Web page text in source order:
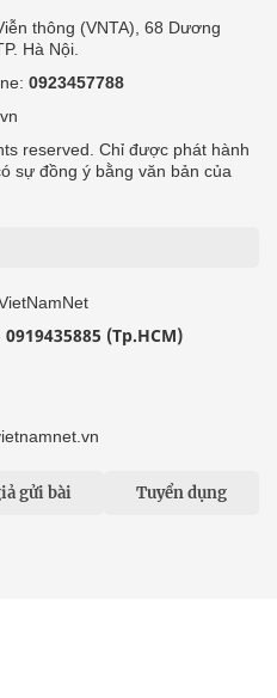
thông (VNTA), 68 Dương
Hà Nội.
0923457788
reserved. Chỉ được phát hành
sự đồng ý bằng văn bản của
0919435885 (Tp.HCM)
gửi bài Tuyển dụng